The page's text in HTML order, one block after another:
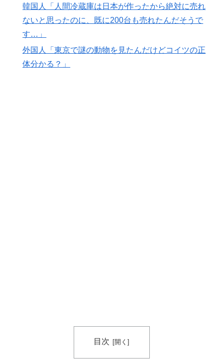
韓国人「人間冷蔵庫は日本が作ったから絶対に売れ
ないと思ったのに、既に200台も売れたんだそうで
す…」
外国人「東京で謎の動物を見たんだけどコイツの正
体分かる？」
目次